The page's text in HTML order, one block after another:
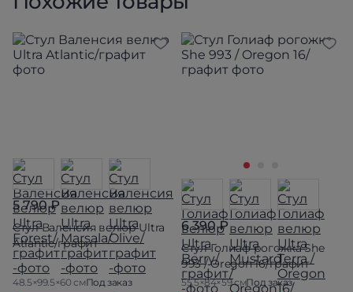
5 790 ₽
Стул Валенсия велюр Ultra
Atlantic/графит
48.5×99.5×60 смПод заказ
6 390 ₽
Стул Голиаф рогожка She
993 / Oregon 16/графит
55.5×84×59 смПод заказ